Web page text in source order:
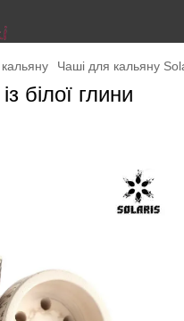
Чаші для кальяну
білої глини